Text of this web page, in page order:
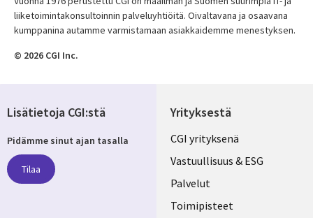
liiketoimintakonsultoinnin palveluyhtiöitä. Oivaltavana ja osaavana
kumppanina autamme varmistamaan asiakkaidemme menestyksen.
© 2026 CGI Inc.
Yrityksestä
Useful
links
FINLAND
CGI yrityksenä
Vastuullisuus & ESG
Palvelut
Toimipisteet
Lisätietoja CGI:stä
Pidämme sinut ajan tasalla
Tilaa